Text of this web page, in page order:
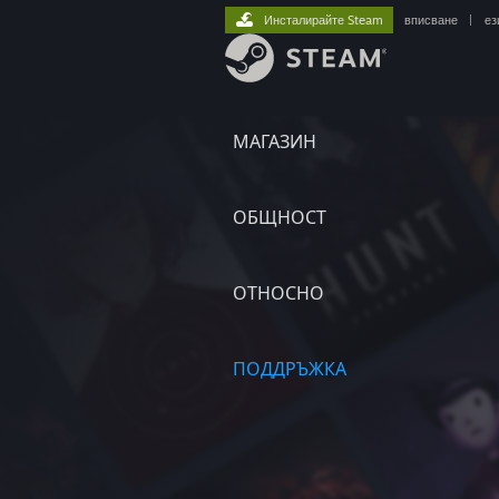
МАГАЗИН
ОБЩНОСТ
ОТНОСНО
ПОДДРЪЖКА
Инсталирайте Steam вписване